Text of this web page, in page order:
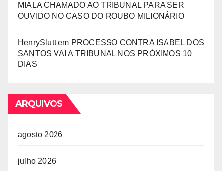
MIALA CHAMADO AO TRIBUNAL PARA SER
OUVIDO NO CASO DO ROUBO MILIONÁRIO
HenrySluttem PROCESSO CONTRA ISABEL DOS
SANTOS VAI A TRIBUNAL NOS PRÓXIMOS 10
DIAS
ARQUIVOS
agosto 2026
julho 2026